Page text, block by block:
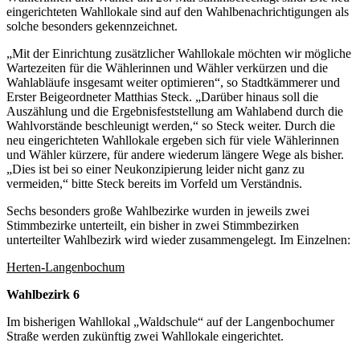
eingerichteten Wahllokale sind auf den Wahlbenachrichtigungen als
solche besonders gekennzeichnet.
„Mit der Einrichtung zusätzlicher Wahllokale möchten wir mögliche
Wartezeiten für die Wählerinnen und Wähler verkürzen und die
Wahlabläufe insgesamt weiter optimieren“, so Stadtkämmerer und
Erster Beigeordneter Matthias Steck. „Darüber hinaus soll die
Auszählung und die Ergebnisfeststellung am Wahlabend durch die
Wahlvorstände beschleunigt werden,“ so Steck weiter. Durch die
neu eingerichteten Wahllokale ergeben sich für viele Wählerinnen
und Wähler kürzere, für andere wiederum längere Wege als bisher.
„Dies ist bei so einer Neukonzipierung leider nicht ganz zu
vermeiden,“ bitte Steck bereits im Vorfeld um Verständnis.
Sechs besonders große Wahlbezirke wurden in jeweils zwei
Stimmbezirke unterteilt, ein bisher in zwei Stimmbezirken
unterteilter Wahlbezirk wird wieder zusammengelegt. Im Einzelnen:
Herten-Langenbochum
Wahlbezirk 6
Im bisherigen Wahllokal „Waldschule“ auf der Langenbochumer
Straße werden zukünftig zwei Wahllokale eingerichtet.